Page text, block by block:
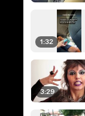
1:32
3:29